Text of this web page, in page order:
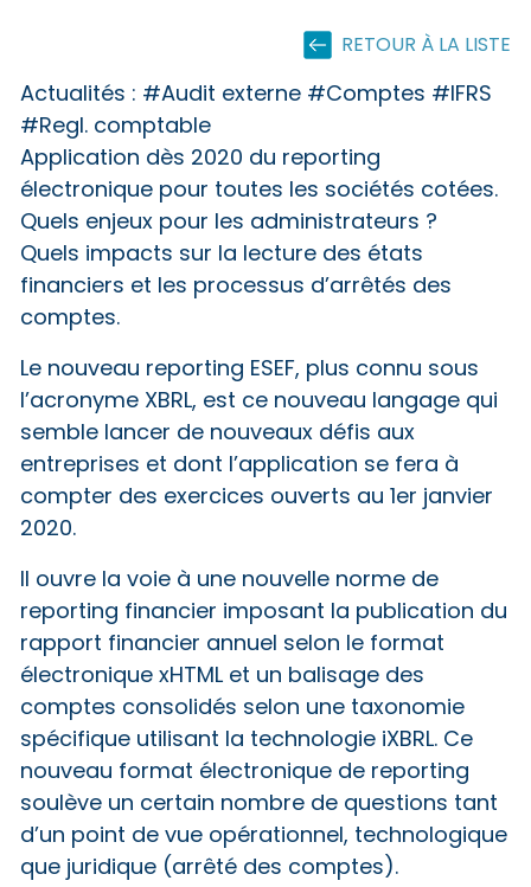
RETOUR À LA LISTE
Actualités : #Audit externe #Comptes #IFRS
#Regl. comptable
Application dès 2020 du reporting
électronique pour toutes les sociétés cotées.
Quels enjeux pour les administrateurs ?
Quels impacts sur la lecture des états
financiers et les processus d’arrêtés des
comptes.
Le nouveau reporting ESEF, plus connu sous
l’acronyme XBRL, est ce nouveau langage qui
semble lancer de nouveaux défis aux
entreprises et dont l’application se fera à
compter des exercices ouverts au 1er janvier
2020.
Il ouvre la voie à une nouvelle norme de
reporting financier imposant la publication du
rapport financier annuel selon le format
électronique xHTML et un balisage des
comptes consolidés selon une taxonomie
spécifique utilisant la technologie iXBRL. Ce
nouveau format électronique de reporting
soulève un certain nombre de questions tant
d’un point de vue opérationnel, technologique
que juridique (arrêté des comptes).